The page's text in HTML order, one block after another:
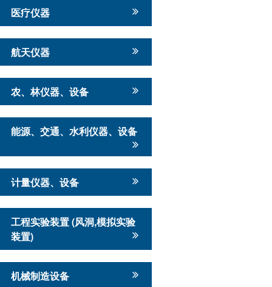
医疗仪器
航天仪器
农、林仪器、设备
能源、交通、水利仪器、设备
计量仪器、设备
工程实验装置 (风洞,模拟实验
装置)
机械制造设备